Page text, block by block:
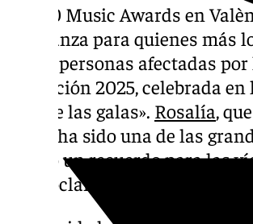
LOS40 Music Awards en
esperanza para quienes más
en las personas afectadas
La edición 2025, celebrada
gala de las galas». Rosalía,
‘LUX’, ha sido una de las
tenido un recuerdo para las
ha proclamado.